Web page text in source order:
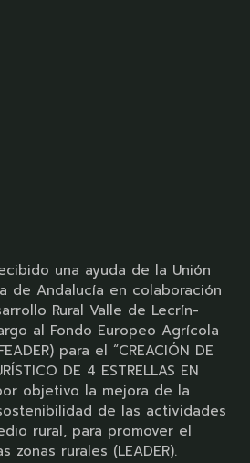
una ayuda de la Unión
de Andalucía en colaboración
Rural Valle de Lecrín-
al Fondo Europeo Agrícola
para el “CREACIÓN DE
DE 4 ESTRELLAS EN
objetivo la mejora de la
de las actividades
rural, para promover el
rurales (LEADER).